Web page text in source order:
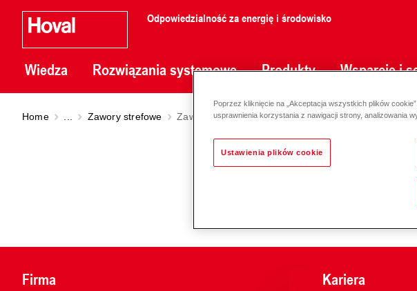
Odpowiedzialność za energię i środowisko
Wiedza Rozwiązania systemowe Produkty Wsparcie i
Home Zawory strefowe Zawór 2-drogowy VC4613 / 230 V, PN 4, 95 °C DN
Firma Kariera
Poprzez kliknięcie na „Akceptacja wszystkich plików
usprawnienia korzystania z nawigacji strony, analizowania
Ustawienia plików cookie